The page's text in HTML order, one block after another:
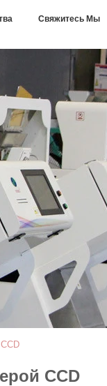
Свяжитесь Мы
CCD